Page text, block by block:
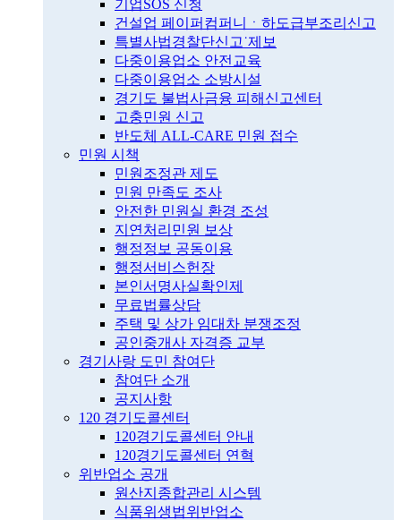
기업SOS 신청
건설업 페이퍼컴퍼니ㆍ하도급부조리신고
특별사법경찰단신고˙제보
다중이용업소 안전교육
다중이용업소 소방시설
경기도 불법사금융 피해신고센터
고충민원 신고
반도체 ALL-CARE 민원 접수
민원 시책
민원조정관 제도
민원 만족도 조사
안전한 민원실 환경 조성
지연처리민원 보상
행정정보 공동이용
행정서비스헌장
본인서명사실확인제
무료법률상담
주택 및 상가 임대차 분쟁조정
공인중개사 자격증 교부
경기사랑 도민 참여단
참여단 소개
공지사항
120 경기도콜센터
120경기도콜센터 안내
120경기도콜센터 연혁
위반업소 공개
원산지종합관리 시스템
식품위생법위반업소